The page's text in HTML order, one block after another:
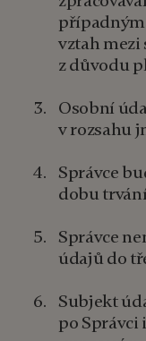
vztah mezi
z důvodu
Osobní
v rozsahu
Správce
dobu
Správce
údajů do
Subjekt
po Správci